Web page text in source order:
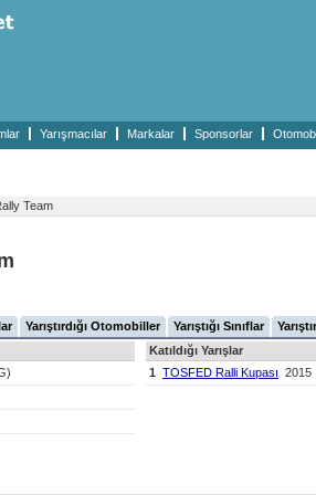
Yarışmacılar Markalar Sponsorlar
Team
Yarıştırdığı Otomobiller Yarıştığı Sınıflar
Katıldığı Yarışlar
1 TOSFED Ralli Kupası 2015